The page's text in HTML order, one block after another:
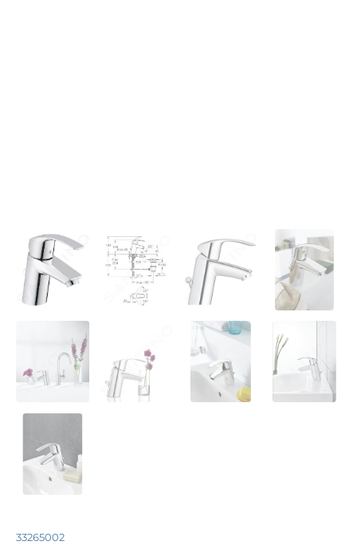
33265002